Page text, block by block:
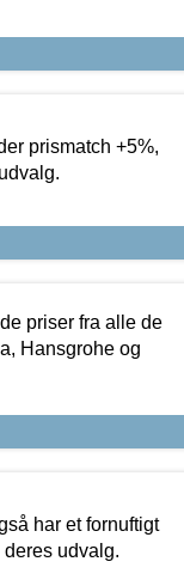
prismatch +5%,
priser fra alle de
Hansgrohe og
har et fornuftigt
udvalg.